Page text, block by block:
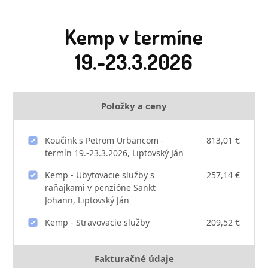
Kemp v termíne
19.-23.3.2026
Položky a ceny
Koučink s Petrom Urbancom -
termín 19.-23.3.2026, Liptovský Ján
813,01 €
Kemp - Ubytovacie služby s
raňajkami v penzióne Sankt
Johann, Liptovský Ján
257,14 €
Kemp - Stravovacie služby 209,52 €
Fakturačné údaje